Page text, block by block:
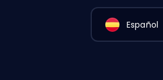
Español